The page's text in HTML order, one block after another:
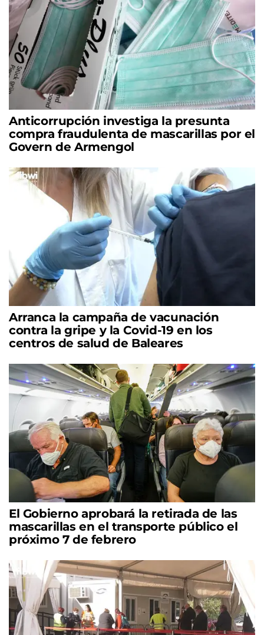
Anticorrupción investiga la presunta
compra fraudulenta de mascarillas por el
Govern de Armengol
Arranca la campaña de vacunación
contra la gripe y la Covid-19 en los
centros de salud de Baleares
El Gobierno aprobará la retirada de las
mascarillas en el transporte público el
próximo 7 de febrero